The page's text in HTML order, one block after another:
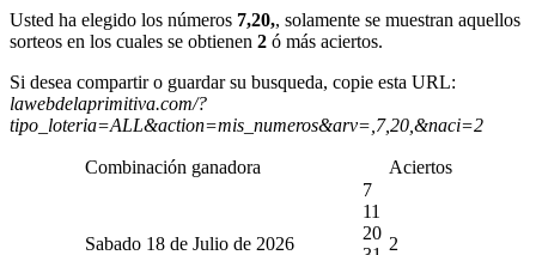
Usted ha elegido los números 7,20,, solamente se muestran aquellos
sorteos en los cuales se obtienen 2 ó más aciertos.
Si desea compartir o guardar su busqueda, copie esta URL:
lawebdelaprimitiva.com/?
tipo_loteria=ALL&action=mis_numeros&arv=,7,20,&naci=2
Combinación ganadora Aciertos
Sabado 18 de Julio de 2026
7
11
20
2